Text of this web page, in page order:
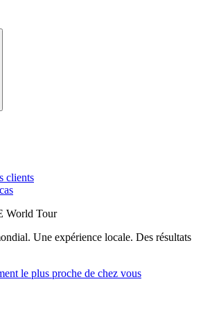
clients
World Tour
Une expérience locale. Des résultats
le plus proche de chez vous